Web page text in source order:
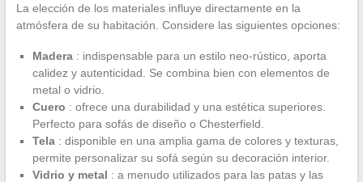
La elección de los materiales influye directamente en la
atmósfera de su habitación. Considere las siguientes opciones:
Madera: indispensable para un estilo neo-rústico, aporta
calidez y autenticidad. Se combina bien con elementos de
metal o vidrio.
Cuero : ofrece una durabilidad y una estética superiores.
Perfecto para sofás de diseño o Chesterfield.
Tela: disponible en una amplia gama de colores y texturas,
permite personalizar su sofá según su decoración interior.
Vidrio y metal : a menudo utilizados para las patas y las